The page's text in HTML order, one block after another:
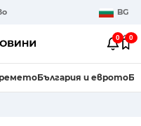
BG
0 0
България и еврото